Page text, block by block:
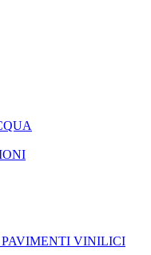
PAVIMENTI VINILICI